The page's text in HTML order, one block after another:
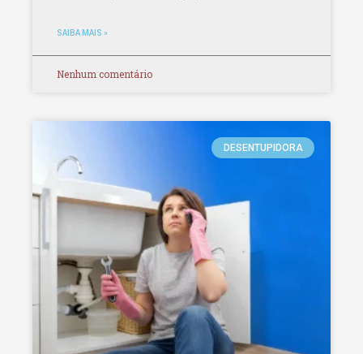
SAIBA MAIS »
Nenhum comentário
DESENTUPIDORA